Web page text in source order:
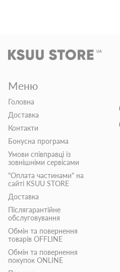
Меню
Головна
Доставка
Контакти
Бонусна програма
Умови співправці із
зовнішніми сервісами
"Оплата частинами" на
сайті KSUU STORE
Доставка
Післягарантійне
обслуговування
Обмін та повернення
товарів OFFLINE
Обмін та повернення
покупок ONLINE